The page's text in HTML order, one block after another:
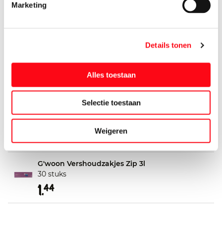
Marketing
Details tonen
Alles toestaan
Selectie toestaan
Weigeren
G'woon V-top Boterhamzakjes
G'woon Vershoudfolie 50m
0.99
G'woon Vershoudzak Zip 1l
40 stuks
1.
G'woon Vershoudzakjes Zip 3l
30 stuks
1.44